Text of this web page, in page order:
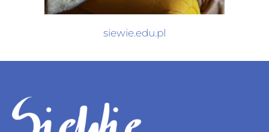
siewie.edu.pl